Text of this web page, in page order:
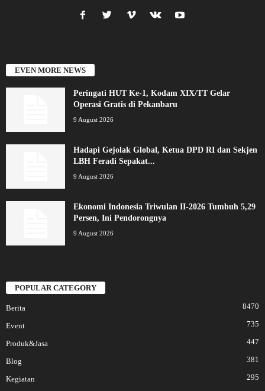
EVEN MORE NEWS
Peringati HUT Ke-1, Kodam XIX/TT Gelar
Operasi Gratis di Pekanbaru
9 August 2026
Hadapi Gejolak Global, Ketua DPD RI dan Sekjen
LBH Feradi Sepakat...
9 August 2026
Ekonomi Indonesia Triwulan II-2026 Tumbuh 5,29
Persen, Ini Pendorongnya
9 August 2026
POPULAR CATEGORY
Berita 8470
Event 735
Produk&Jasa 447
Blog 381
Kegiatan
295